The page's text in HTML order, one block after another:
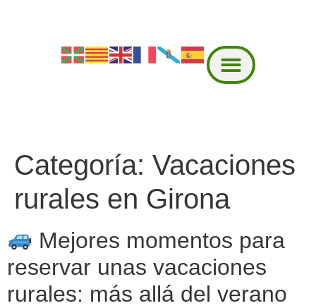
Categoría: Vacaciones
rurales en Girona
Mejores momentos para
reservar unas vacaciones
rurales: más allá del verano